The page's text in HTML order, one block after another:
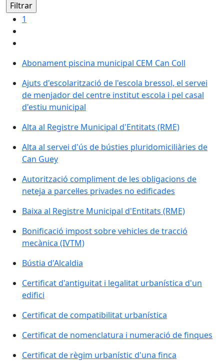
1
Abonament piscina municipal CEM Can Coll
Ajuts d'escolarització de l'escola bressol, el servei
de menjador del centre institut escola i pel casal
d'estiu municipal
Alta al Registre Municipal d'Entitats (RME)
Alta al servei d'ús de bústies pluridomiciliàries de
Can Guey
Autorització compliment de les obligacions de
neteja a parcel·les privades no edificades
Baixa al Registre Municipal d'Entitats (RME)
Bonificació impost sobre vehicles de tracció
mecànica (IVTM)
Bústia d'Alcaldia
Certificat d'antiguitat i legalitat urbanística d'un
edifici
Certificat de compatibilitat urbanística
Certificat de nomenclatura i numeració de finques
Certificat de règim urbanístic d'una finca